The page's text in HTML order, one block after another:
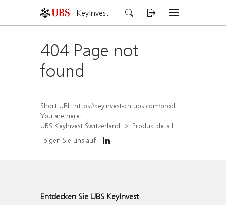
KeyInvest
404 Page not
found
Short URL: https://keyinvest-ch.ubs.com/produkt/detail/index/isin/CH1459079468
You are here:
UBS KeyInvest Switzerland
Produktdetail
Folgen Sie uns auf
Entdecken Sie UBS KeyInvest